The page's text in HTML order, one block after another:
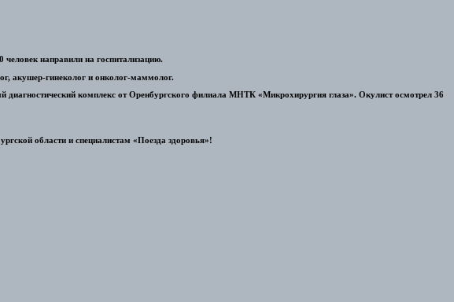
направили на госпитализацию.
акушер-гинеколог и онколог-маммолог.
комплекс от Оренбургского филиала МНТК «Микрохирургия глаза». Окулист осмотрел 36
области и специалистам «Поезда здоровья»!